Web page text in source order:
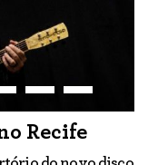
Recife